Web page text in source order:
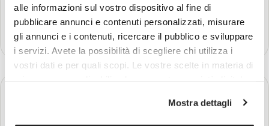
alle informazioni sul vostro dispositivo al fine di
pubblicare annunci e contenuti personalizzati, misurare
gli annunci e i contenuti, ricercare il pubblico e sviluppare
i servizi. Avete la possibilità di scegliere chi utilizza i
vostri dati e per quali scopi. Le vostre scelte in materia di
modificare o revocare il proprio consenso in qualsiasi
momento dalla Dichiarazione sui cookie o facendo clic
Mostra dettagli
Shanghai
Più dettagli
Più dettagli